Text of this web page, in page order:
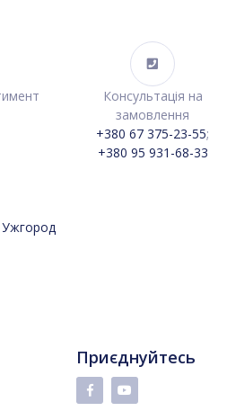
Консультація на
замовлення
+380 67 375-23-55;
+380 95 931-68-33
Ужгород
Приєднуйтесь